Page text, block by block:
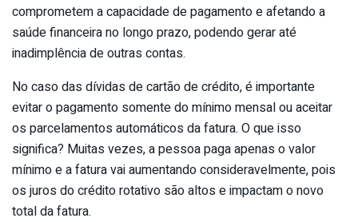
comprometem a capacidade de pagamento e afetando a
saúde financeira no longo prazo, podendo gerar até
inadimplência de outras contas.
No caso das dívidas de cartão de crédito, é importante
evitar o pagamento somente do mínimo mensal ou aceitar
os parcelamentos automáticos da fatura. O que isso
significa? Muitas vezes, a pessoa paga apenas o valor
mínimo e a fatura vai aumentando consideravelmente, pois
os juros do crédito rotativo são altos e impactam o novo
total da fatura.